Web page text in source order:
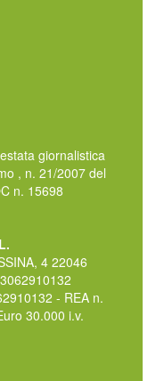
giornalistica
, n. 21/2007 del
n. 15698
4 22046
- REA n.
30.000 i.v.